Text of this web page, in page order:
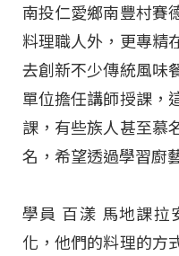
南投仁愛鄉南豐村賽
料理職人外，更專精
去創新不少傳統風味
單位擔任講師授課，
課，有些族人甚至慕
名，希望透過學習廚
學員 百漾 馬地課拉
化，他們的料理的方